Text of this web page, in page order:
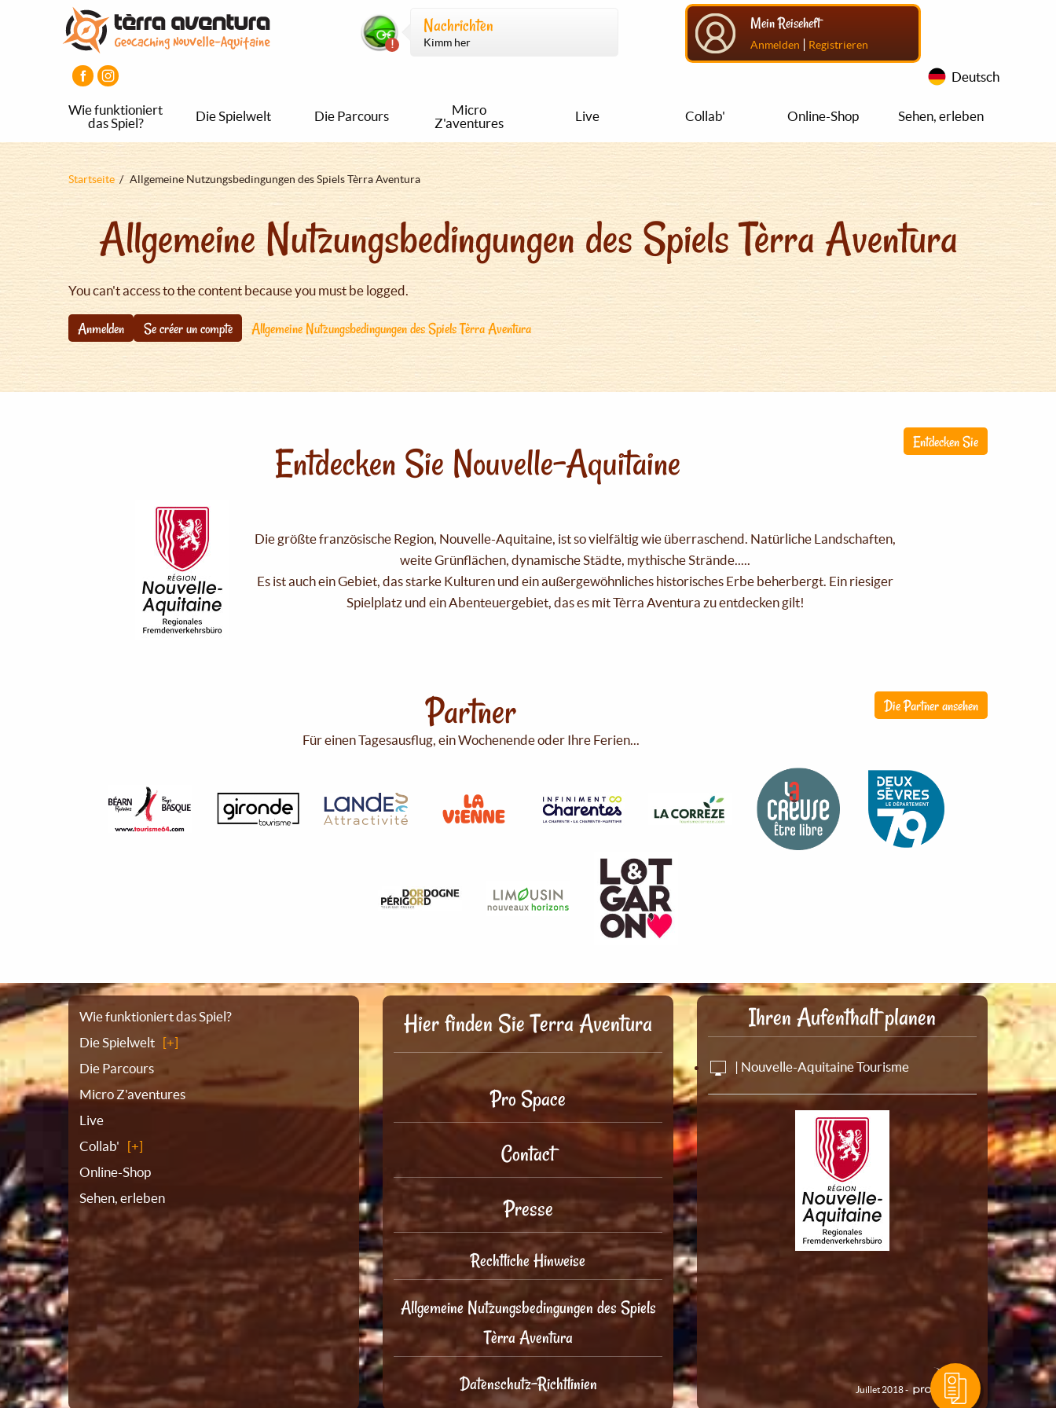
Nachrichten
Kimm her
Mein Reiseheft
Anmelden | Registrieren
Deutsch
Wie funktioniert
das Spiel?
Die Spielwelt Die Parcours
Micro
Z'aventures
Live Collab' Online-Shop Sehen, erleben
Pfadnavigation
Startseite Allgemeine Nutzungsbedingungen des Spiels Tèrra Aventura
Allgemeine Nutzungsbedingungen des Spiels Tèrra Aventura
You can't access to the content because you must be logged.
Anmelden Se créer un compte Allgemeine Nutzungsbedingungen des Spiels Tèrra Aventura
Entdecken Sie
Entdecken Sie Nouvelle-Aquitaine
Die größte französische Region, Nouvelle-Aquitaine, ist so vielfältig wie überraschend. Natürliche Landschaften,
weite Grünflächen, dynamische Städte, mythische Strände.....
Es ist auch ein Gebiet, das starke Kulturen und ein außergewöhnliches historisches Erbe beherbergt. Ein riesiger
Spielplatz und ein Abenteuergebiet, das es mit Tèrra Aventura zu entdecken gilt!
Die Partner ansehen
Partner
Für einen Tagesausflug, ein Wochenende oder Ihre Ferien...
Sitemap
Wie funktioniert das Spiel?
Die Spielwelt
Die Parcours
Micro Z'aventures
Live
Collab'
Online-Shop
Sehen, erleben
Hier finden Sie Terra Aventura
Pro Space
Contact
Presse
Rechtliche Hinweise
Allgemeine Nutzungsbedingungen des Spiels
Tèrra Aventura
Datenschutz-Richtlinien
Ihren Aufenthalt planen
| Nouvelle-Aquitaine Tourisme
Juillet 2018 -